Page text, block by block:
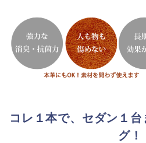
コレ１本で、セダン１
グ！